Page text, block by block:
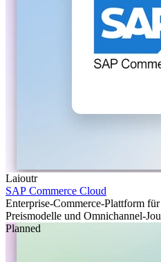
Laioutr
SAP Commerce Cloud
Enterprise-Commerce-Plattform
Preismodelle und Omnichannel-
Planned